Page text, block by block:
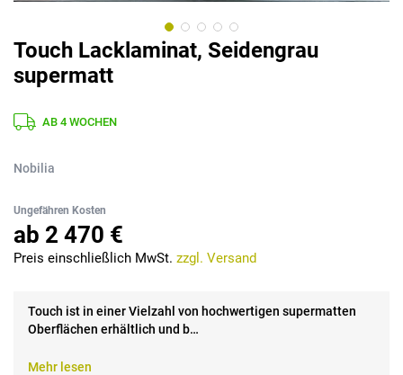
Touch Lacklaminat, Seidengrau
supermatt
AB 4 WOCHEN
Nobilia
Ungefähren Kosten
ab 2 470 €
Preis einschließlich MwSt. zzgl. Versand
Touch ist in einer Vielzahl von hochwertigen supermatten
Oberflächen erhältlich und b…
Mehr lesen